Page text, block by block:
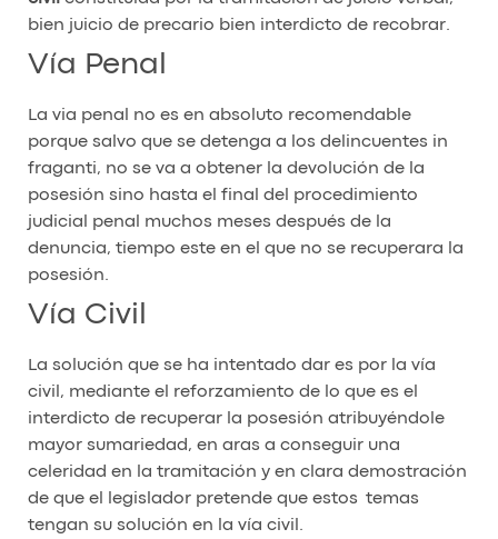
bien juicio de precario bien interdicto de recobrar.
Vía Penal
La via penal no es en absoluto recomendable
porque salvo que se detenga a los delincuentes in
fraganti, no se va a obtener la devolución de la
posesión sino hasta el final del procedimiento
judicial penal muchos meses después de la
denuncia, tiempo este en el que no se recuperara la
posesión.
Vía Civil
La solución que se ha intentado dar es por la vía
civil, mediante el reforzamiento de lo que es el
interdicto de recuperar la posesión atribuyéndole
mayor sumariedad, en aras a conseguir una
celeridad en la tramitación y en clara demostración
de que el legislador pretende que estos temas
tengan su solución en la vía civil.